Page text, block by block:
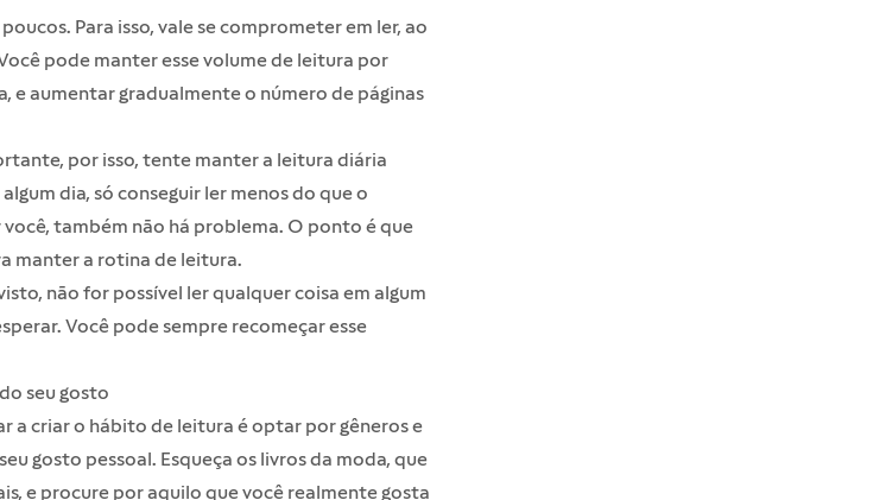
Para isso, vale se comprometer em ler, ao
pode manter esse volume de leitura por
e aumentar gradualmente o número de páginas
por isso, tente manter a leitura diária
dia, só conseguir ler menos do que o
também não há problema. O ponto é que
manter a rotina de leitura.
não for possível ler qualquer coisa em algum
Você pode sempre recomeçar esse
seu gosto
a criar o hábito de leitura é optar por gêneros e
gosto pessoal. Esqueça os livros da moda, que
e procure por aquilo que você realmente gosta